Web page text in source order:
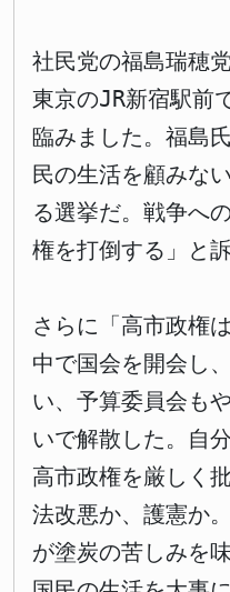
社民党の福島瑞穂
東京のJR新宿駅前
臨みました。福島
民の生活を顧みな
る選挙だ。戦争へ
権を打倒する」と
さらに「高市政権
中で国会を開会し
い、予算委員会も
いで解散した。自
高市政権を厳しく
法改悪か、護憲か
が塗炭の苦しみを